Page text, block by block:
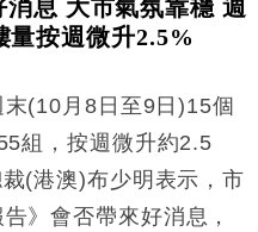
快結束 承認部分彈藥庫存緊
利創新高 中期息增15%至
GDP預測至4.5% 看好貿易
息 大市氣氛靠穩 週
量按週微升2.5%
(10月8日至9日)15個
組，按週微升約2.5
(港澳)布少明表示，市
》會否帶來好消息，